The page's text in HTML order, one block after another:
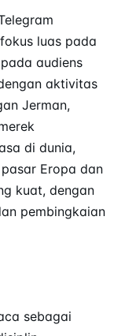
luas pada
audiens
aktivitas
Jerman,
di dunia,
Eropa dan
kuat, dengan
pembingkaian
sebagai